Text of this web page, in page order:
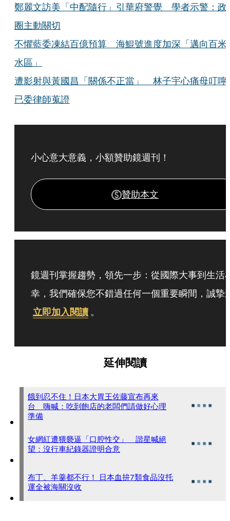
鄭麗文訪美「中配隨行」引華府警覺 學者示警：政
圈主動關切
不懼藍委凍結百億預算 海鯤號進度加深「邁向百米
水區」
遭影射與黃國昌「關係不正當」 林子宇心痛母叮嚀
已委律師蒐證
小心意大意義，小額贊助鏡週刊！
贊助本文
鏡週刊掌握趨勢，領先一步：從國際大事到生活
幸，我們確保您不錯過任何一個重要瞬間，誠摯
立即加入閱讀 。
延伸閱讀
餓到忍不住！日本大胃王佐藤宣布再來
台 嗨喊：吃到飽店的老闆們請做好心理
準備
女網紅遭猥褻逼「口腔性交」 諧星喊絕
望：沒行車紀錄器證明合意
布丁、羊羹都不行！ 日本血拚7類食品沒托
運全被海關沒收